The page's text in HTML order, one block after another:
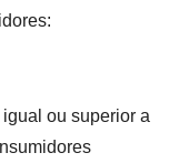
ou superior a